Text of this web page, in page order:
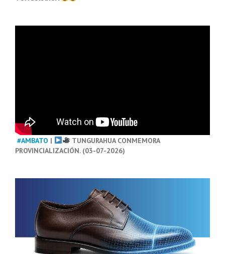
#AMBATO |
TUNGURAHUA CONMEMORA
PROVINCIALIZACIÓN. (03-07-2026)